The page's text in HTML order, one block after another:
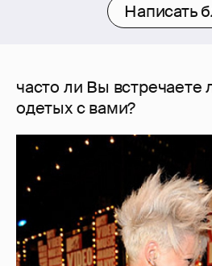
Написать
часто ли Вы
одетых с вами?